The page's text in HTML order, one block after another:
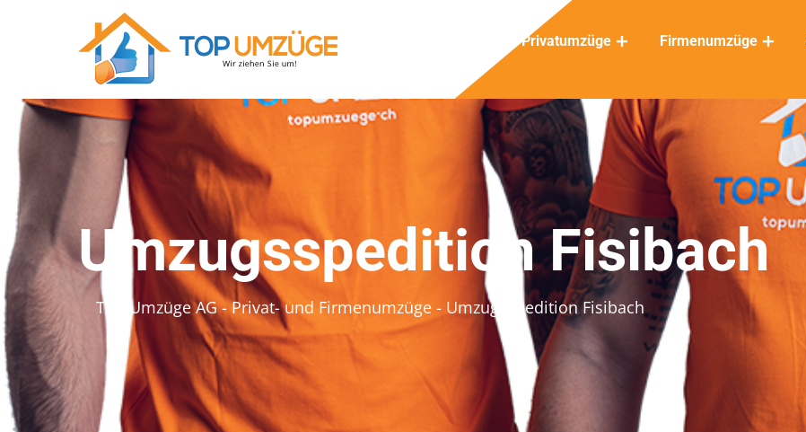
Privatumzüge Firmenumzüge
Umzugsspedition Fisibach
Top Umzüge AG - Privat- und Firmenumzüge - Umzugsspedition Fisibach